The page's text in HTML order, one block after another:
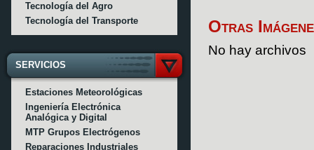
Tecnología del Agro
Tecnología del Transporte
SERVICIOS
Estaciones Meteorológicas
Ingeniería Electrónica
Analógica y Digital
MTP Grupos Electrógenos
Reparaciones Industriales
Otras
No hay archivos